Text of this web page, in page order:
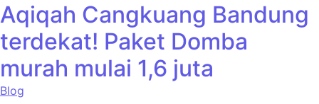
Aqiqah Cangkuang Bandung
terdekat! Paket Domba
murah mulai 1,6 juta
Blog